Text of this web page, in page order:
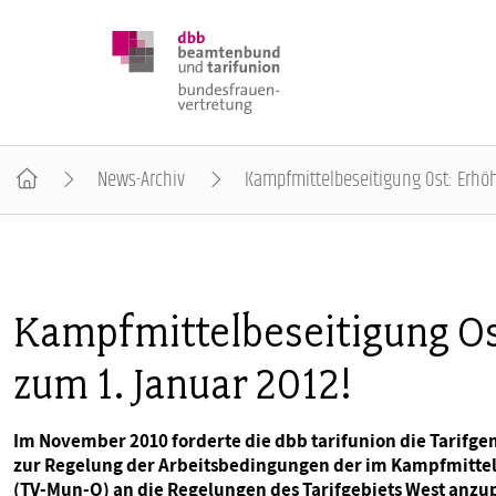
BUNDESTAGSWAHL 2025
POSITIONEN
SCHWERPUNKTTHEMEN
News-Archiv Kampfmittelbeseitigung Ost:
Kampfmittelbeseitigung
zum 1. Januar 2012!
Im November 2010 forderte die dbb tarifunion die
zur Regelung der Arbeitsbedingungen der im
(TV-Mun-O) an die Regelungen des Tarifgebiets West